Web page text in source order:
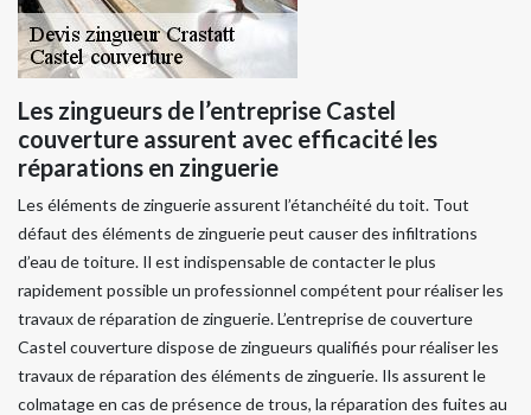
Les zingueurs de l’entreprise Castel
couverture assurent avec efficacité les
réparations en zinguerie
Les éléments de zinguerie assurent l’étanchéité du toit. Tout
défaut des éléments de zinguerie peut causer des infiltrations
d’eau de toiture. Il est indispensable de contacter le plus
rapidement possible un professionnel compétent pour réaliser les
travaux de réparation de zinguerie. L’entreprise de couverture
Castel couverture dispose de zingueurs qualifiés pour réaliser les
travaux de réparation des éléments de zinguerie. Ils assurent le
colmatage en cas de présence de trous, la réparation des fuites au